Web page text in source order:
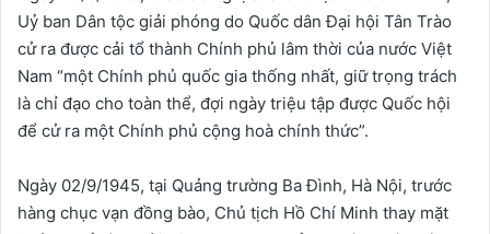
Uỷ ban Dân tộc giải phóng do Quốc dân Đại hội Tân Trào
cử ra được cải tổ thành Chính phủ lâm thời của nước Việt
Nam “một Chính phủ quốc gia thống nhất, giữ trọng trách
là chỉ đạo cho toàn thể, đợi ngày triệu tập được Quốc hội
để cử ra một Chính phủ cộng hoà chính thức”.
Ngày 02/9/1945, tại Quảng trường Ba Đình, Hà Nội, trước
hàng chục vạn đồng bào, Chủ tịch Hồ Chí Minh thay mặt